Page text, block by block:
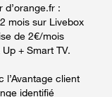
d’orange.fr :
mois sur Livebox
de 2€/mois
+ Smart TV.
l’Avantage client
identifié